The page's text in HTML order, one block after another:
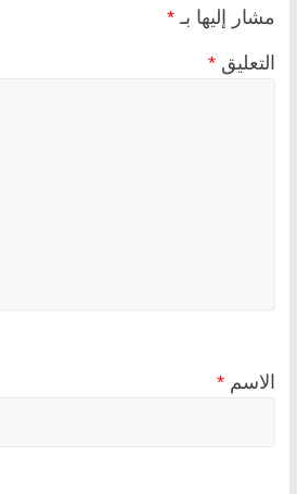
مشار إليها بـ *
التعليق *
الاسم *